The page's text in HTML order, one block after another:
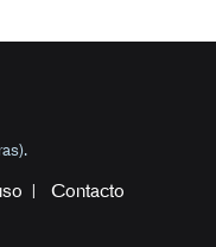
Contacto